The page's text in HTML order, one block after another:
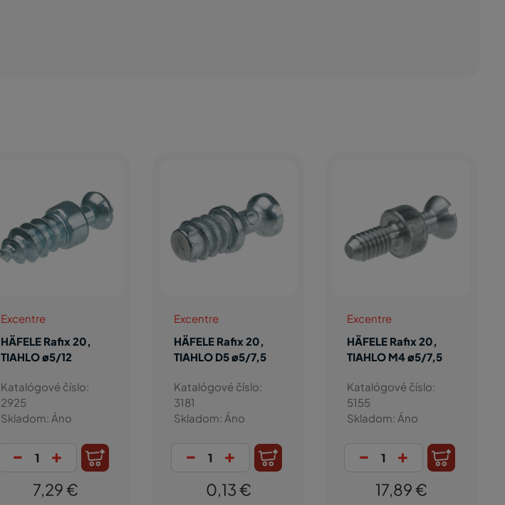
Excentre
HÄFELE Rafix 20,
TIAHLO ø5/12
Katalógové číslo:
2925
Skladom: Áno
- +
7,29 €
Excentre
HÄFELE Rafix 20,
TIAHLO D5 ø5/7,5
Katalógové číslo:
3181
Skladom: Áno
- +
0,13 €
Excentre
HÄFELE Rafix 20,
TIAHLO M4 ø5/7,5
Katalógové číslo:
5155
Skladom: Áno
- +
17,89 €